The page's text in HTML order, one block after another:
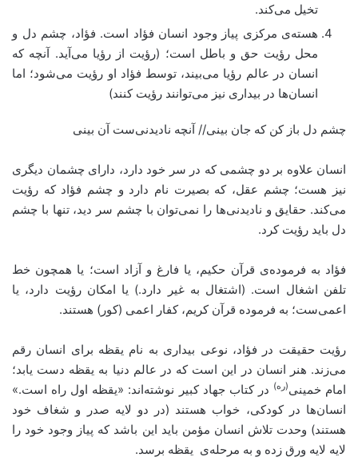
تخیل می‌کند.
هسته‌ی مرکزی پیاز وجود انسان فؤاد است. فؤاد، چشم دل و
محل رؤیت حق و باطل است؛ (رؤیت از رؤیا می‌آید. آنچه که
انسان در عالم رؤیا می‌بیند، توسط فؤاد او رؤیت می‌شود؛ اما
انسان‌ها در بیداری نیز می‌توانند رؤیت کنند)
چشم دل باز کن که جان بینی// آنچه نادیدنی‌ست آن بینی
انسان علاوه بر دو چشمی که در سر خود دارد، دارای چشمان دیگری
نیز هست؛ چشم عقل، که بصیرت نام دارد و چشم فؤاد که رؤیت
می‌کند. حقایق و نادیدنی‌ها را نمی‌توان با چشم سر دید، تنها با چشم
دل باید رؤیت کرد.
فؤاد به فرموده‌ی قرآن حکیم، یا فارغ و آزاد است؛ یا همچون خط
تلفن اشغال است. (اشتغال به غیر دارد.) یا امکان رؤیت دارد، یا
اعمی‌ست؛ به فرموده قرآن کریم، کفار اعمی (کور) هستند.
رؤیت حقیقت در فؤاد، نوعی بیداری به نام یقظه برای انسان رقم
می‌زند. هنر انسان در این است که در عالم دنیا به یقظه دست یابد؛
امام خمینی(ره)
در کتاب جهاد کبیر نوشته‎‌اند: «یقظه اول راه است.»
انسان‌ها در کودکی، خواب هستند (در دو لایه صدر و شغاف خود
هستند) وحدت تلاش انسان مؤمن باید این باشد که پیاز وجود خود را
لایه لایه ورق زده و به مرحله‌ی یقظه برسد.